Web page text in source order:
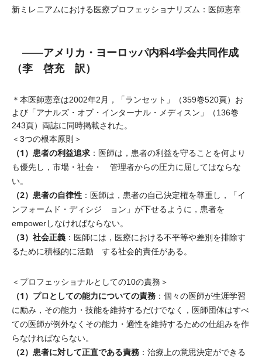
新ミレニアムにおける医療プロフェッショナリズム：医師憲章
――アメリカ・ヨーロッパ内科4学会共同作成
（李 啓充 訳）
＊本医師憲章は2002年2月，「ランセット」（359巻520頁）お
よび「アナルズ・オブ・インターナル・メディスン」（136巻
243頁）両誌に同時掲載された。
＜3つの根本原則＞
（1）患者の利益追求 ：医師は，患者の利益を守ることを何より
も優先し，市場・社会・ 管理者からの圧力に屈してはならな
い。
（2）患者の自律性 ：医師は，患者の自己決定権を尊重し，「イ
ンフォームド・ディシジ ョン」が下せるように，患者を
empowerしなければならない。
（3）社会正義 ：医師には，医療における不平等や差別を排除す
るために積極的に活動 する社会的責任がある。
＜プロフェッショナルとしての10の責務＞
（1）プロとしての能力についての責務 ：個々の医師が生涯学習
に励み，その能力・技能を維持するだけでなく，医師団体はすべ
ての医師が例外なくその能力・適性を維持するための仕組みを作
らなければならない。
（2）患者に対して正直である責務 ：治療上の意思決定ができる